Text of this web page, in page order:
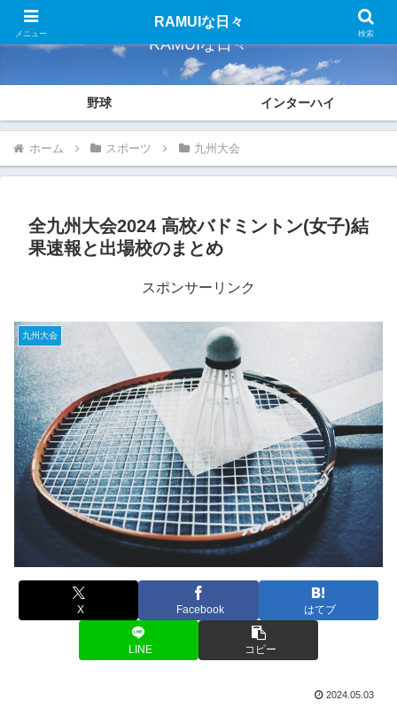
RAMUIな日々
野球 インターハイ
ホーム スポーツ 九州大会
全九州大会2024 高校バドミントン(女子)結
果速報と出場校のまとめ
スポンサーリンク
九州大会
X Facebook はてブ
LINE コピー
2024.05.03
メニュー
RAMUIな日々
検索